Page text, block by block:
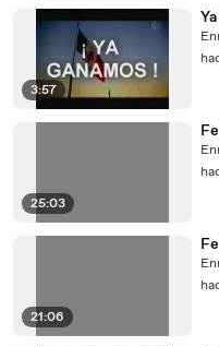
3:57
25:03
21:06